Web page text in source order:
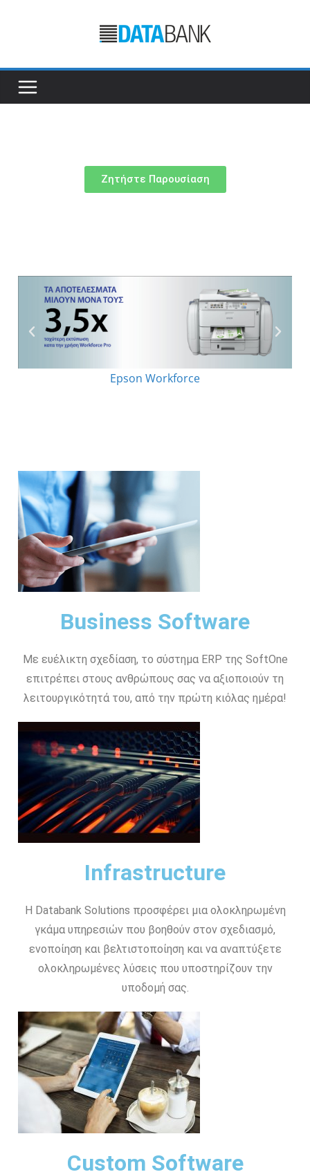
Ζητήστε Παρουσίαση
Epson Workforce
Business Software
Με ευέλικτη σχεδίαση, το σύστημα ERP της SoftOne
επιτρέπει στους ανθρώπους σας να αξιοποιούν τη
λειτουργικότητά του, από την πρώτη κιόλας ημέρα!
Infrastructure
Η Databank Solutions προσφέρει μια ολοκληρωμένη
γκάμα υπηρεσιών που βοηθούν στον σχεδιασμό,
ενοποίηση και βελτιστοποίηση και να αναπτύξετε
ολοκληρωμένες λύσεις που υποστηρίζουν την
υποδομή σας.
Custom Software